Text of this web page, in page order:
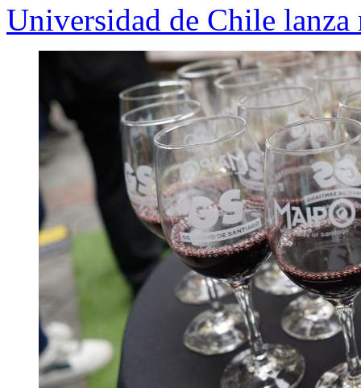
Universidad de Chile